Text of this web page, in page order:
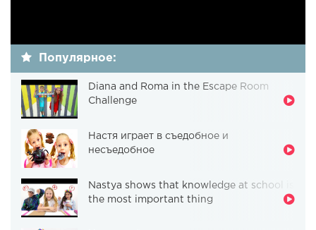
Популярное:
Diana and Roma in the Escape Room
Challenge
Настя играет в съедобное и
несъедобное
Nastya shows that knowledge at school is
the most important thing